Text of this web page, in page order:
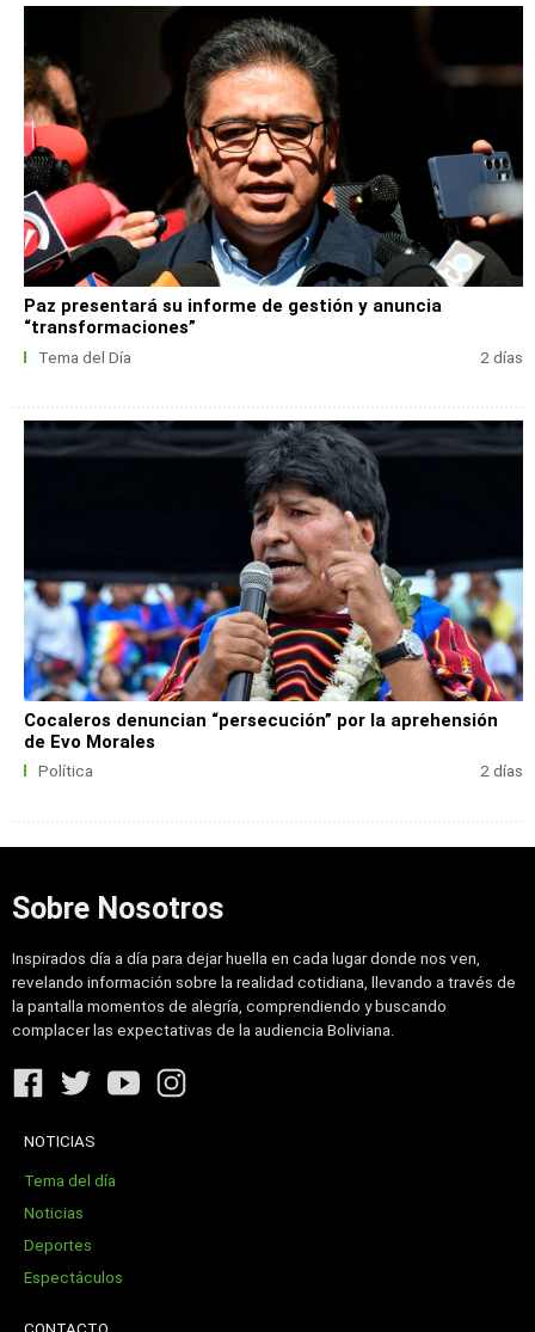
Paz presentará su informe de gestión y anuncia
“transformaciones”
Tema del Día 2 días
Cocaleros denuncian “persecución” por la aprehensión
de Evo Morales
Política 2 días
Sobre Nosotros
Inspirados día a día para dejar huella en cada lugar donde nos ven,
revelando información sobre la realidad cotidiana, llevando a través de
la pantalla momentos de alegría, comprendiendo y buscando
complacer las expectativas de la audiencia Boliviana.
NOTICIAS
Tema del día
Noticias
Deportes
Espectáculos